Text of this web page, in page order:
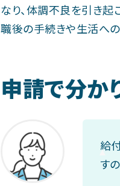
なり、体調不良を引き起
職後の手続きや生活へ
申請で分か
給
す